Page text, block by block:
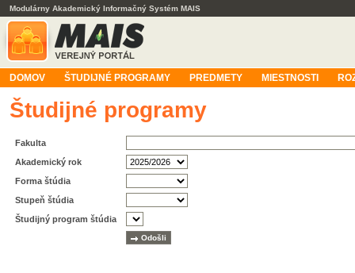
Modulárny Akademický Informačný Systém MAIS
DOMOV ŠTUDIJNÉ PROGRAMY PREDMETY MIESTNOSTI
Študijné programy
Fakulta
Akademický rok
Forma štúdia
Stupeň štúdia
Študijný program štúdia